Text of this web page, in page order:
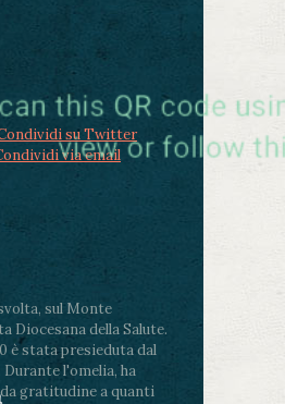
su Twitter
via email
sul Monte
Diocesana della Salute.
è stata presieduta dal
l'omelia, ha
gratitudine a quanti